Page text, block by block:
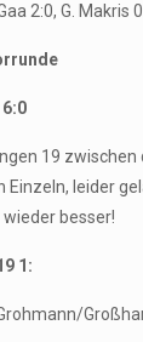
2:0, G.
19
Einzeln, leider
besser!
1: